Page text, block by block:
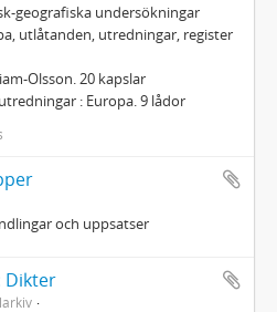
geografiska undersökningar
utlåtanden, utredningar, register
Olsson. 20 kapslar
: Europa. 9 lådor
och uppsatser
Dikter